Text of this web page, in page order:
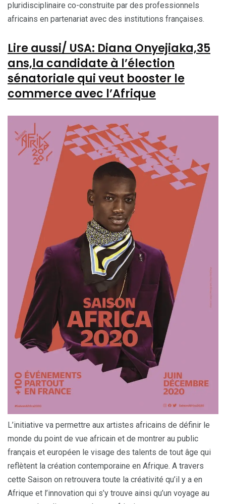
pluridisciplinaire co-construite par des professionnels
africains en partenariat avec des institutions françaises.
Lire aussi/ USA: Diana Onyejiaka,35
ans,la candidate à l’élection
sénatoriale qui veut booster le
commerce avec l’Afrique
L’initiative va permettre aux artistes africains de définir le
monde du point de vue africain et de montrer au public
français et européen le visage des talents de tout âge qui
reflètent la création contemporaine en Afrique. A travers
cette Saison on retrouvera toute la créativité qu’il y a en
Afrique et l’innovation qui s’y trouve ainsi qu’un voyage au